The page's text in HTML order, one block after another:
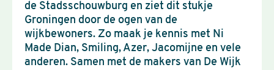
de Stadsschouwburg en ziet dit stukje
Groningen door de ogen van de
wijkbewoners. Zo maak je kennis met Ni
Made Dian, Smiling, Azer, Jacomijne en vele
anderen. Samen met de makers van De Wijk